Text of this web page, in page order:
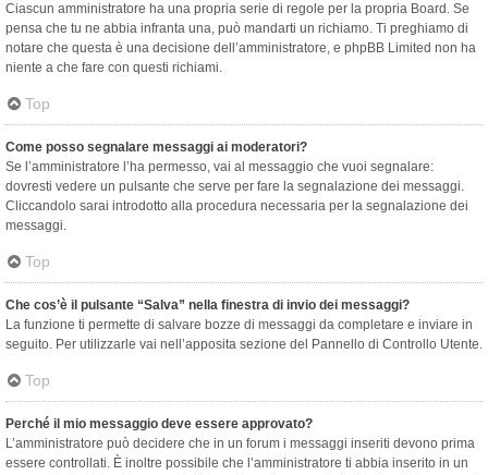
Ciascun amministratore ha una propria serie di regole per la propria Board. Se
pensa che tu ne abbia infranta una, può mandarti un richiamo. Ti preghiamo di
notare che questa è una decisione dell’amministratore, e phpBB Limited non ha
niente a che fare con questi richiami.
Top
Come posso segnalare messaggi ai moderatori?
Se l’amministratore l’ha permesso, vai al messaggio che vuoi segnalare:
dovresti vedere un pulsante che serve per fare la segnalazione dei messaggi.
Cliccandolo sarai introdotto alla procedura necessaria per la segnalazione dei
messaggi.
Top
Che cos’è il pulsante “Salva” nella finestra di invio dei messaggi?
La funzione ti permette di salvare bozze di messaggi da completare e inviare in
seguito. Per utilizzarle vai nell’apposita sezione del Pannello di Controllo Utente.
Top
Perché il mio messaggio deve essere approvato?
L’amministratore può decidere che in un forum i messaggi inseriti devono prima
essere controllati. È inoltre possibile che l’amministratore ti abbia inserito in un